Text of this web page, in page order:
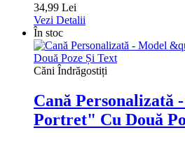
34,99 Lei
Vezi Detalii
În stoc
Căni Îndrăgostiți
Cană Personalizată
Portret" Cu Două